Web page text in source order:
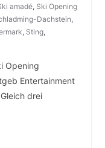
amadé, Ski Opening
Dachstein,
, Sting,
Opening
Entertainment
drei